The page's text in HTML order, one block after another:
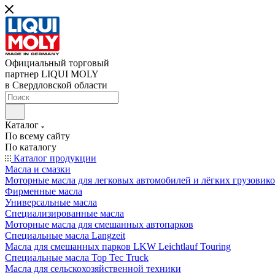
Официальный торговый
партнер LIQUI MOLY
в Свердловской области
Каталог
По всему сайту
По каталогу
Каталог продукции
Масла и смазки
Моторные масла для легковых автомобилей и лёгких
Фирменные масла
Универсальные масла
Специализированные масла
Моторные масла для смешанных автопарков
Специальные масла Langzeit
Масла для смешанных парков LKW Leichtlauf Touring
Специальные масла Top Tec Truck
Масла для сельскохозяйственной техники